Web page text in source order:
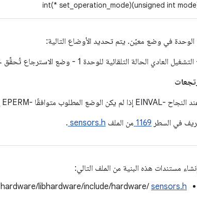
int(* set_operation_mode)(unsigned int
في وضع معيّن. يتم تحديد الأوضاع التالية:
في السطر 1169 من الملف sensors.h
.
مستندات هذه البنية من الملف التالي:
hardware/libhardware/include/hardware/ sensors.h